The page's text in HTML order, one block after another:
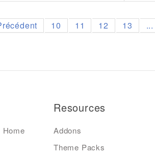
10 11 12 13 ...
Resources
Addons
Theme Packs